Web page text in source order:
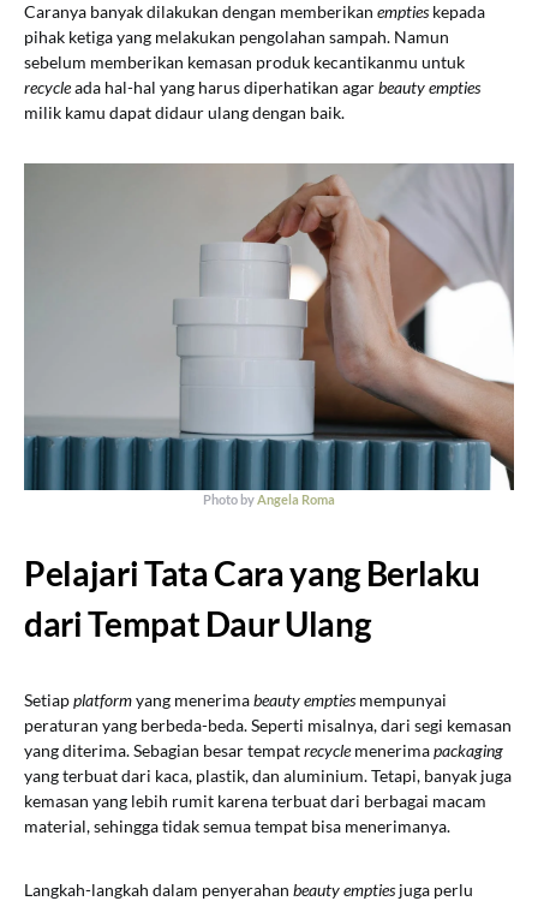
Caranya banyak dilakukan dengan memberikan emptieskepada
pihak ketiga yang melakukan pengolahan sampah. Namun
sebelum memberikan kemasan produk kecantikanmu untuk
recycleada hal-hal yang harus diperhatikan agarbeauty empties
milik kamu dapat didaur ulang dengan baik.
Photo byAngela Roma
Pelajari Tata Cara yang Berlaku
dari Tempat Daur Ulang
Setiapplatformyang menerimabeauty emptiesmempunyai
peraturan yang berbeda-beda. Seperti misalnya, dari segi kemasan
yang diterima. Sebagian besar tempatrecyclemenerimapackaging
yang terbuat dari kaca, plastik, dan aluminium. Tetapi, banyak juga
kemasan yang lebih rumit karena terbuat dari berbagai macam
material, sehingga tidak semua tempat bisa menerimanya.
Langkah-langkah dalam penyerahan beauty emptiesjuga perlu